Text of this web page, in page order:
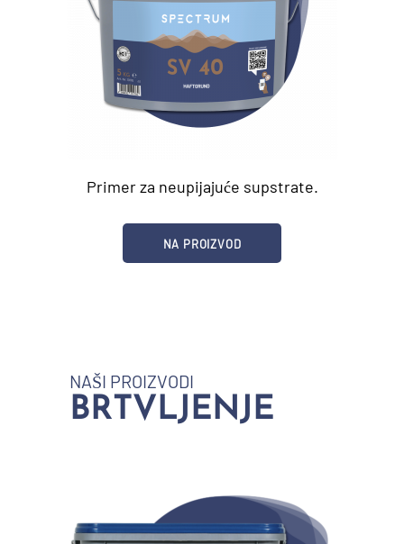
Primer za neupijajuće supstrate.
NA PROIZVOD
NAŠI PROIZVODI
BRTVLJENJE